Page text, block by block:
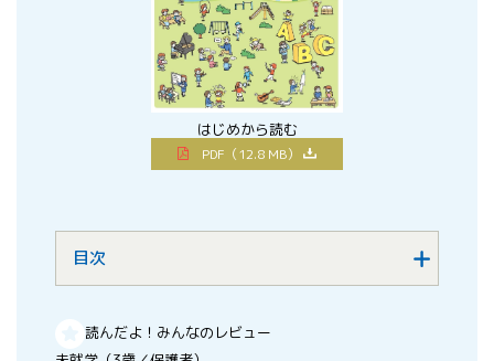
はじめから読む
PDF（12.8 MB）
目次
読んだよ！みんなのレビュー